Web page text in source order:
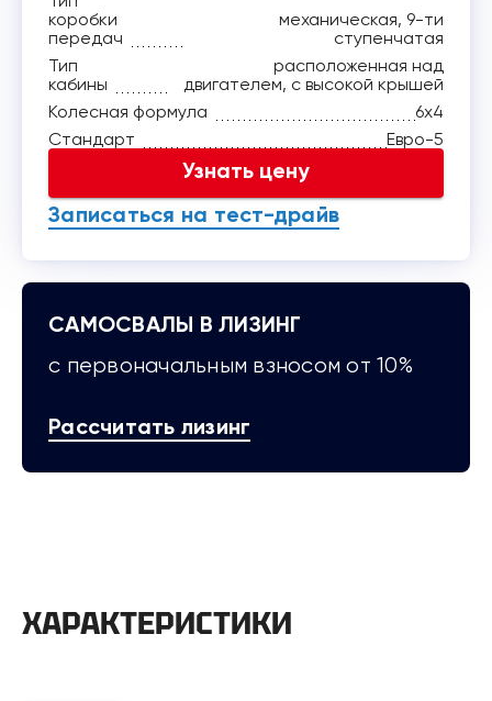
коробки
передач
механическая, 9-ти
ступенчатая
Тип
кабины
расположенная над
двигателем, с высокой крышей
Колесная формула
6x4
Стандарт
Евро-5
Узнать цену
Записаться на тест-драйв
САМОСВАЛЫ В ЛИЗИНГ
с первоначальным взносом от 10%
Рассчитать лизинг
ХАРАКТЕРИСТИКИ